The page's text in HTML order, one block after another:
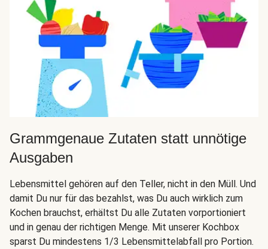
Grammgenaue Zutaten statt unnötige
Ausgaben
Lebensmittel gehören auf den Teller, nicht in den Müll. Und
damit Du nur für das bezahlst, was Du auch wirklich zum
Kochen brauchst, erhältst Du alle Zutaten vorportioniert
und in genau der richtigen Menge. Mit unserer Kochbox
sparst Du mindestens 1/3 Lebensmittelabfall pro Portion.